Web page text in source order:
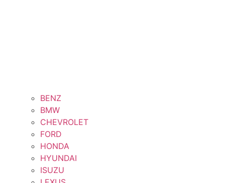
BENZ
BMW
CHEVROLET
FORD
HONDA
HYUNDAI
ISUZU